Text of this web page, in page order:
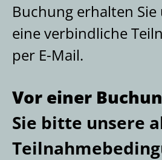
Buchung erhalten
eine verbindliche
per E-Mail.
Vor einer
Sie bitte unsere